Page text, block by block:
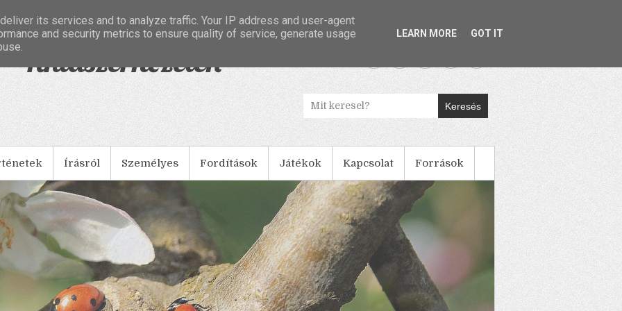
Tintaszerkezetek
Keresés
Írásról Személyes Fordítások Játékok Kapcsolat Források
its services and to analyze traffic. Your IP address and user-agent
and security metrics to ensure quality of service, generate usage
LEARN MORE GOT IT